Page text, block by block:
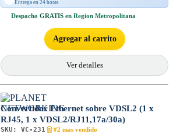
Entrega en 24 horas
Despacho GRATIS en Region Metropolitana
Agregar al carrito
Ver detalles
Convertidor Ethernet sobre VDSL2 (1 x
RJ45, 1 x VDSL2/RJ11,17a/30a)
SKU: VC-231 #2 mas vendido